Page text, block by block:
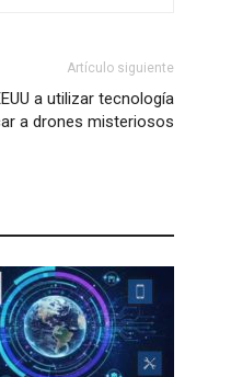
Artículo siguiente
a utilizar tecnología
a drones misteriosos